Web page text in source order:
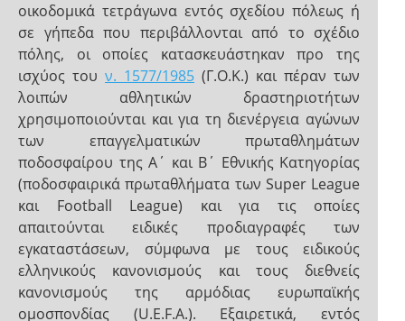
οικοδομικά τετράγωνα εντός σχεδίου πόλεως ή
σε γήπεδα που περιβάλλονται από το σχέδιο
πόλης, οι οποίες κατασκευάστηκαν προ της
ισχύος του ν. 1577/1985 (Γ.Ο.Κ.) και πέραν των
λοιπών αθλητικών δραστηριοτήτων
χρησιμοποιούνται και για τη διενέργεια αγώνων
των επαγγελματικών πρωταθλημάτων
ποδοσφαίρου της A΄ και B΄ Εθνικής Κατηγορίας
(ποδοσφαιρικά πρωταθλήματα των Super League
και Football League) και για τις οποίες
απαιτούνται ειδικές προδιαγραφές των
εγκαταστάσεων, σύμφωνα με τους ειδικούς
ελληνικούς κανονισμούς και τους διεθνείς
κανονισμούς της αρμόδιας ευρωπαϊκής
ομοσπονδίας (U.E.F.A.). Εξαιρετικά, εντός